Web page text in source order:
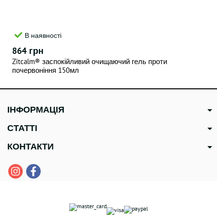
В наявності
864 грн
Zitcalm® заспокійливий очищаючий гель проти
почервоніння 150мл
ІНФОРМАЦІЯ
СТАТТІ
КОНТАКТИ